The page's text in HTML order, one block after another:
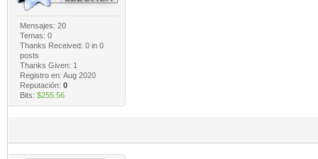
Mensajes: 20
Temas: 0
Thanks Received: 0in 0
posts
Thanks Given: 1
Registro en: Aug 2020
Reputación: 0
Bits: $255.56